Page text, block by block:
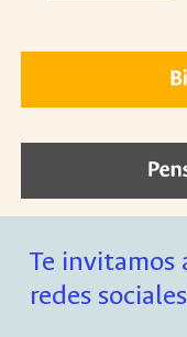
Te invitamos
redes sociales